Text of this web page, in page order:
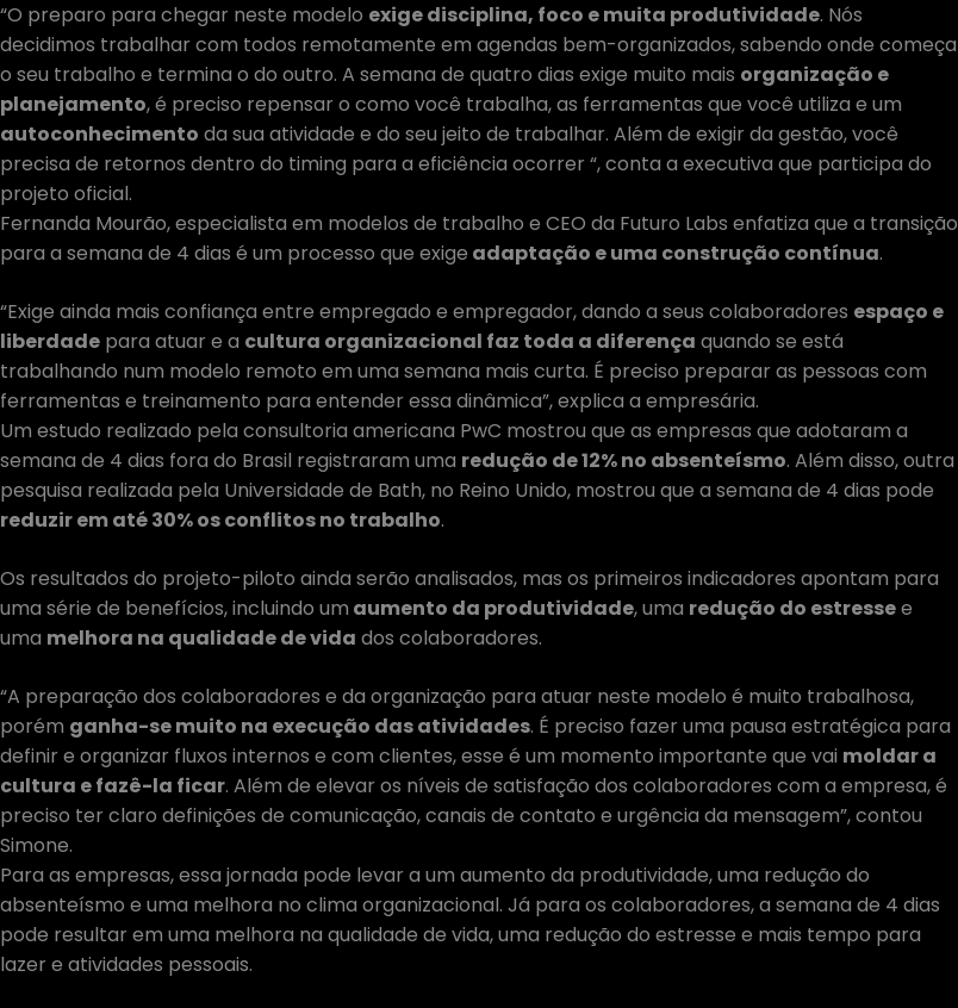
“O preparo para chegar neste modelo exige disciplina, foco e muita produtividade. Nós
decidimos trabalhar com todos remotamente em agendas bem-organizados, sabendo onde começa
o seu trabalho e termina o do outro. A semana de quatro dias exige muito mais organização e
planejamento, é preciso repensar o como você trabalha, as ferramentas que você utiliza e um
autoconhecimento da sua atividade e do seu jeito de trabalhar. Além de exigir da gestão, você
precisa de retornos dentro do timing para a eficiência ocorrer “, conta a executiva que participa do
projeto oficial.
Fernanda Mourão, especialista em modelos de trabalho e CEO da Futuro Labs enfatiza que a transição
para a semana de 4 dias é um processo que exige adaptação e uma construção contínua.
“Exige ainda mais confiança entre empregado e empregador, dando a seus colaboradores espaço e
liberdade para atuar e a cultura organizacional faz toda a diferença quando se está
trabalhando num modelo remoto em uma semana mais curta. É preciso preparar as pessoas com
ferramentas e treinamento para entender essa dinâmica”, explica a empresária.
Um estudo realizado pela consultoria americana PwC mostrou que as empresas que adotaram a
semana de 4 dias fora do Brasil registraram uma redução de 12% no absenteísmo. Além disso, outra
pesquisa realizada pela Universidade de Bath, no Reino Unido, mostrou que a semana de 4 dias pode
reduzir em até 30% os conflitos no trabalho.
Os resultados do projeto-piloto ainda serão analisados, mas os primeiros indicadores apontam para
uma série de benefícios, incluindo um aumento da produtividade, uma redução do estressee
uma melhora na qualidade de vida dos colaboradores.
“A preparação dos colaboradores e da organização para atuar neste modelo é muito trabalhosa,
porém ganha-se muito na execução das atividades. É preciso fazer uma pausa estratégica para
definir e organizar fluxos internos e com clientes, esse é um momento importante que vai moldar a
cultura e fazê-la ficar. Além de elevar os níveis de satisfação dos colaboradores com a empresa, é
preciso ter claro definições de comunicação, canais de contato e urgência da mensagem”, contou
Simone.
Para as empresas, essa jornada pode levar a um aumento da produtividade, uma redução do
absenteísmo e uma melhora no clima organizacional. Já para os colaboradores, a semana de 4 dias
pode resultar em uma melhora na qualidade de vida, uma redução do estresse e mais tempo para
lazer e atividades pessoais.